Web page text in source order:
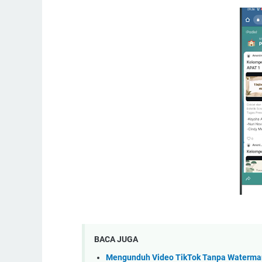
BACA JUGA
Mengunduh Video TikTok Tanpa